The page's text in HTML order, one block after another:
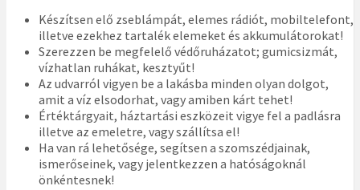
Készítsen elő zseblámpát, elemes rádiót, mobiltelefont,
illetve ezekhez tartalék elemeket és akkumulátorokat!
Szerezzen be megfelelő védőruházatot; gumicsizmát,
vízhatlan ruhákat, kesztyűt!
Az udvarról vigyen be a lakásba minden olyan dolgot,
amit a víz elsodorhat, vagy amiben kárt tehet!
Értéktárgyait, háztartási eszközeit vigye fel a padlásra
illetve az emeletre, vagy szállítsa el!
Ha van rá lehetősége, segítsen a szomszédjainak,
ismerőseinek, vagy jelentkezzen a hatóságoknál
önkéntesnek!